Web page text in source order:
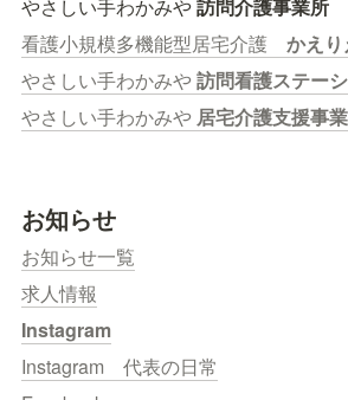
やさしい手わかみや 訪問介護事業所
看護小規模多機能型居宅介護 かえ
やさしい手わかみや 訪問看護ステー
やさしい手わかみや 居宅介護支援事
お知らせ
お知らせ一覧
求人情報
Instagram
Instagram　代表の日常